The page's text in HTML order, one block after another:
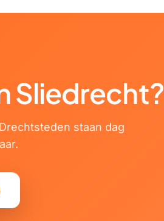
Sliedrecht?
staan dag